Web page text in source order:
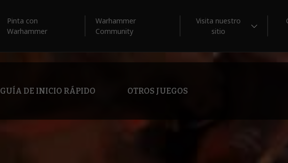
Pinta con
Warhammer
Warhammer
Community
Visita nuestro
sitio
GUÍA DE INICIO RÁPIDO OTROS JUEGOS